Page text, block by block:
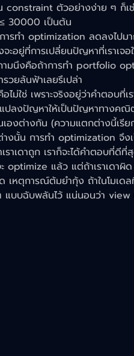
constraint ตัวอย่างง่าย ๆ
30000 เป็นต้น
ารทำ optimization ลดลงไปมา
ะอยู่ที่การเปลี่ยนปัญหาที่เราเ
ามนึงคือถ้าการทำ portfolio
วยล้นฟ้าเลยรึเปล่า
ไม่ใช่ เพราะจริงอยู่ว่าคำตอบ
ปลงปัญหาให้เป็นปัญหาทาง
องต่างกัน (ความแตกต่างนี้เรี
างนั้น การทำ optimization จึง
ราเดาถูก เราก็จะได้คำตอบที่ดีที่
optimize แล้ว แต่ถ้าเราเดา
หตุการณ์ต้มยำกุ้ง ถ้าในโมเดล
แบบฉับพลันไว้ แน่นอนว่า